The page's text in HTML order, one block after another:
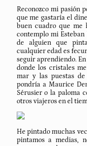
Reconozco mi pasión
que me gastaría el
buen cuadro que me
contemplo mi
de alguien que
cualquier edad es
seguir aprendiendo.
donde los cristales
mar y las puestas
pondría a Maurice
Sérusier o la paloma
otros viajeros en el
He pintado muchas
pintamos a medias,